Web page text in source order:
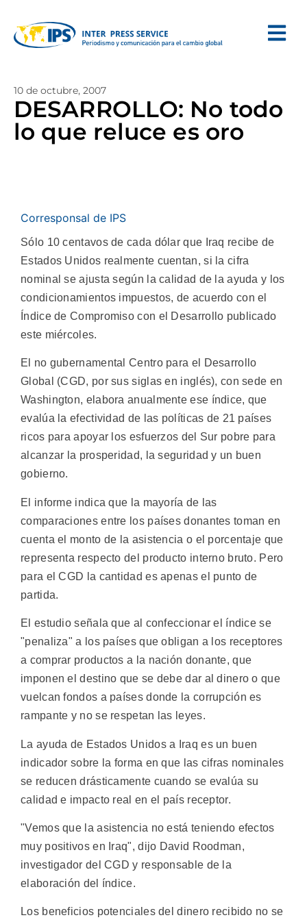
10 de octubre, 2007
DESARROLLO: No todo
lo que reluce es oro
Corresponsal de IPS
Sólo 10 centavos de cada dólar que Iraq recibe de
Estados Unidos realmente cuentan, si la cifra
nominal se ajusta según la calidad de la ayuda y los
condicionamientos impuestos, de acuerdo con el
Índice de Compromiso con el Desarrollo publicado
este miércoles.
El no gubernamental Centro para el Desarrollo
Global (CGD, por sus siglas en inglés), con sede en
Washington, elabora anualmente ese índice, que
evalúa la efectividad de las políticas de 21 países
ricos para apoyar los esfuerzos del Sur pobre para
alcanzar la prosperidad, la seguridad y un buen
gobierno.
El informe indica que la mayoría de las
comparaciones entre los países donantes toman en
cuenta el monto de la asistencia o el porcentaje que
representa respecto del producto interno bruto. Pero
para el CGD la cantidad es apenas el punto de
partida.
El estudio señala que al confeccionar el índice se
"penaliza" a los países que obligan a los receptores
a comprar productos a la nación donante, que
imponen el destino que se debe dar al dinero o que
vuelcan fondos a países donde la corrupción es
rampante y no se respetan las leyes.
La ayuda de Estados Unidos a Iraq es un buen
indicador sobre la forma en que las cifras nominales
se reducen drásticamente cuando se evalúa su
calidad e impacto real en el país receptor.
"Vemos que la asistencia no está teniendo efectos
muy positivos en Iraq", dijo David Roodman,
investigador del CGD y responsable de la
elaboración del índice.
Los beneficios potenciales del dinero recibido no se